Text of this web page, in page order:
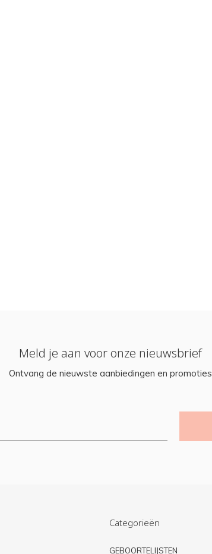
Meld je aan voor onze nieuwsbrief
Ontvang de nieuwste aanbiedingen en promoties
Categorieën
GEBOORTELIJSTEN